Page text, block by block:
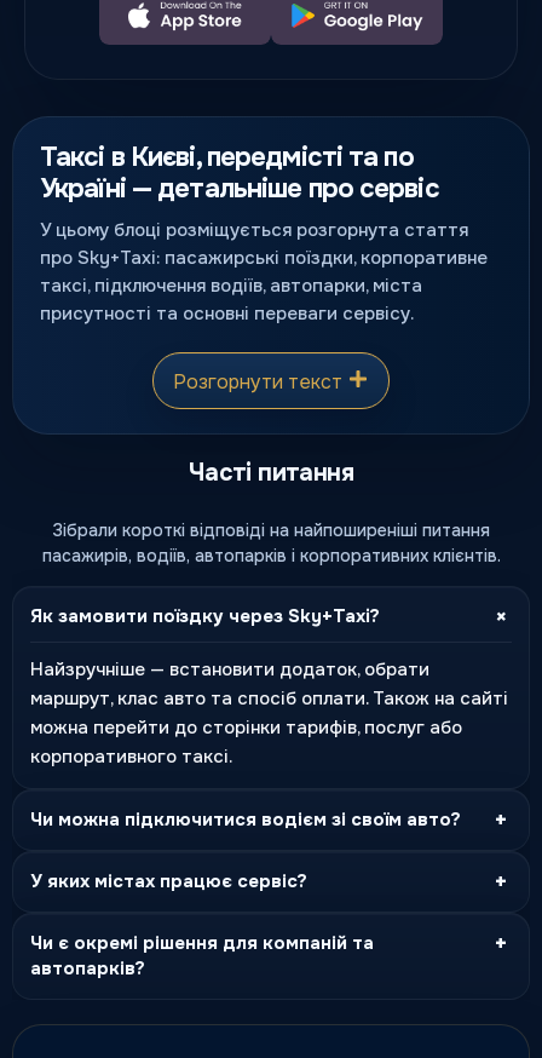
Таксі в Києві, передмісті та по
Україні — детальніше про сервіс
У цьому блоці розміщується розгорнута стаття
про Sky+Taxi: пасажирські поїздки, корпоративне
таксі, підключення водіїв, автопарки, міста
присутності та основні переваги сервісу.
Розгорнути текст
Часті питання
Зібрали короткі відповіді на найпоширеніші питання
пасажирів, водіїв, автопарків і корпоративних клієнтів.
Як замовити поїздку через Sky+Taxi? +
Найзручніше — встановити додаток, обрати
маршрут, клас авто та спосіб оплати. Також на сайті
можна перейти до сторінки тарифів, послуг або
корпоративного таксі.
Чи можна підключитися водієм зі своїм авто? +
У яких містах працює сервіс? +
Чи є окремі рішення для компаній та
автопарків?
+